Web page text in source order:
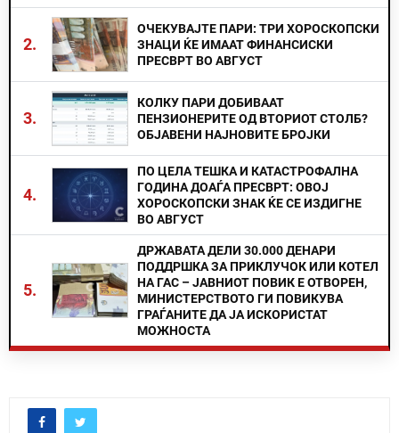
2.
ОЧЕКУВАЈТЕ ПАРИ: ТРИ ХОРОСКОПСКИ
ЗНАЦИ ЌЕ ИМААТ ФИНАНСИСКИ
ПРЕСВРТ ВО АВГУСТ
3.
КОЛКУ ПАРИ ДОБИВААТ
ПЕНЗИОНЕРИТЕ ОД ВТОРИОТ СТОЛБ?
ОБЈАВЕНИ НАЈНОВИТЕ БРОЈКИ
4.
ПО ЦЕЛА ТЕШКА И КАТАСТРОФАЛНА
ГОДИНА ДОАЃА ПРЕСВРТ: ОВОЈ
ХОРОСКОПСКИ ЗНАК ЌЕ СЕ ИЗДИГНЕ
ВО АВГУСТ
5.
ДРЖАВАТА ДЕЛИ 30.000 ДЕНАРИ
ПОДДРШКА ЗА ПРИКЛУЧОК ИЛИ КОТЕЛ
НА ГАС – ЈАВНИОТ ПОВИК Е ОТВОРЕН,
МИНИСТЕРСТВОТО ГИ ПОВИКУВА
ГРАЃАНИТЕ ДА ЈА ИСКОРИСТАТ
МОЖНОСТА